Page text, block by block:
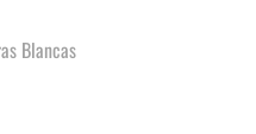
Blancas